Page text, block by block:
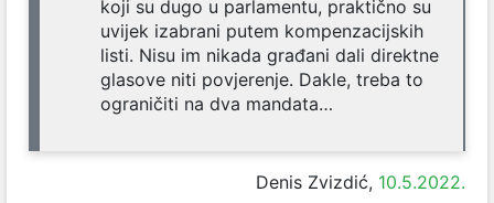
koji su dugo u parlamentu, praktično su
uvijek izabrani putem kompenzacijskih
listi. Nisu im nikada građani dali direktne
glasove niti povjerenje. Dakle, treba to
ograničiti na dva mandata…
Denis Zvizdić, 10.5.2022.